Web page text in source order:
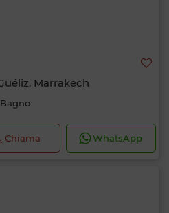
Marrakech
Bagno
Chiama WhatsApp